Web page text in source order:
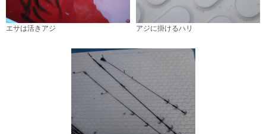
エサは活きアジ アジに掛けるハリ